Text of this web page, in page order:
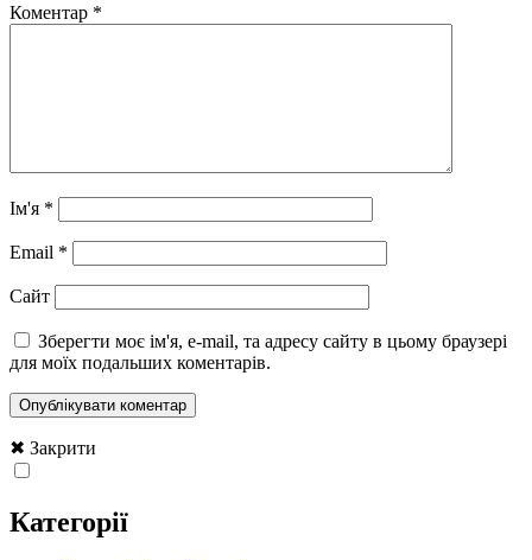
Коментар *
Ім'я *
Email *
Сайт
Зберегти моє ім'я, e-mail, та адресу сайту в цьому браузері
для моїх подальших коментарів.
✖ Закрити
Категорії